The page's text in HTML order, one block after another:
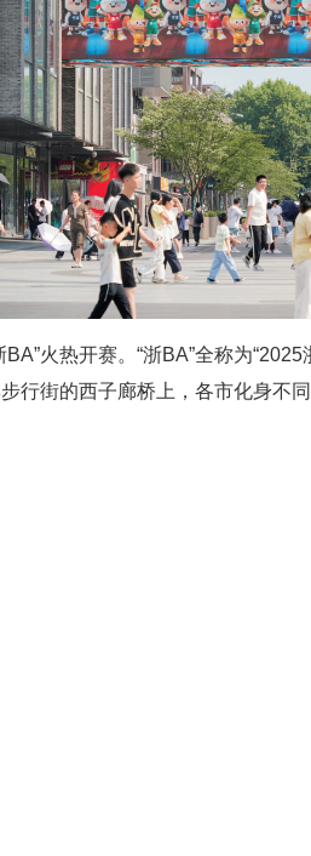
火热开赛。“浙BA”全称为
行街的西子廊桥上，各市化身不